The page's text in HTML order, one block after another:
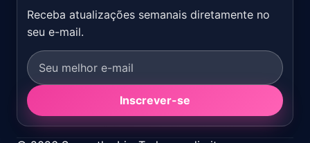
Receba atualizações semanais diretamente no
seu e-mail.
Inscrever-se